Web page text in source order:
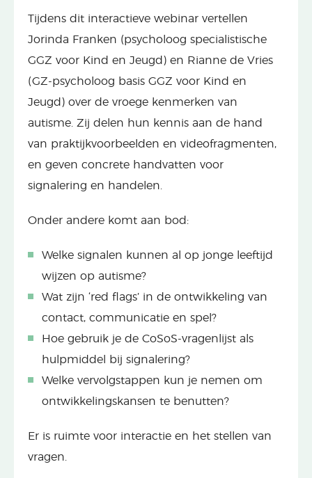
Tijdens dit interactieve webinar vertellen
Jorinda Franken (psycholoog specialistische
GGZ voor Kind en Jeugd) en Rianne de Vries
(GZ-psycholoog basis GGZ voor Kind en
Jeugd) over de vroege kenmerken van
autisme. Zij delen hun kennis aan de hand
van praktijkvoorbeelden en videofragmenten,
en geven concrete handvatten voor
signalering en handelen.
Onder andere komt aan bod:
Welke signalen kunnen al op jonge leeftijd
wijzen op autisme?
Wat zijn ‘red flags’ in de ontwikkeling van
contact, communicatie en spel?
Hoe gebruik je de CoSoS-vragenlijst als
hulpmiddel bij signalering?
Welke vervolgstappen kun je nemen om
ontwikkelingskansen te benutten?
Er is ruimte voor interactie en het stellen van
vragen.